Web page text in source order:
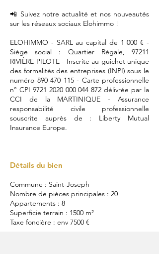
📲 Suivez notre actualité et nos nouveautés
sur les réseaux sociaux Elohimmo !
ELOHIMMO - SARL au capital de 1 000 € -
Siège social : Quartier Régale, 97211
RIVIÈRE-PILOTE - Inscrite au guichet unique
des formalités des entreprises (INPI) sous le
numéro 890 470 115- Carte professionnelle
n° CPI 9721 2020 000 044 872 délivrée par la
CCI de la MARTINIQUE - Assurance
responsabilité civile professionnelle
souscrite auprès de : Liberty Mutual
Insurance Europe.
Détails du bien
Commune : Saint-Joseph
Nombre de pièces principales : 20
Appartements : 8
Superficie terrain : 1500 m²
Taxe foncière : env 7500 €